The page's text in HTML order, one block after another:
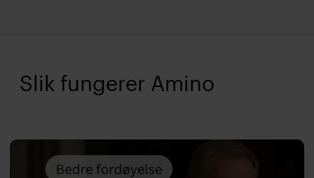
Slik fungerer Amino